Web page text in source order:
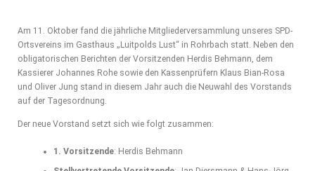
Am 11. Oktober fand die jährliche Mitgliederversammlung unseres SPD-
Ortsvereins im Gasthaus „Luitpolds Lust“ in Rohrbach statt. Neben den
obligatorischen Berichten der Vorsitzenden Herdis Behmann, dem
Kassierer Johannes Rohe sowie den Kassenprüfern Klaus Bian-Rosa
und Oliver Jung stand in diesem Jahr auch die Neuwahl des Vorstands
auf der Tagesordnung.
Der neue Vorstand setzt sich wie folgt zusammen:
1. Vorsitzende: Herdis Behmann